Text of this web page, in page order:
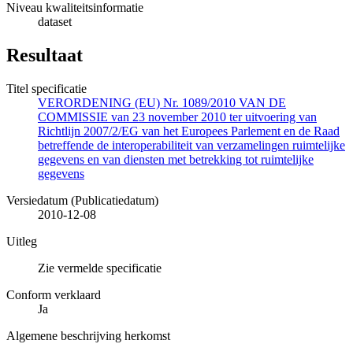
Niveau kwaliteitsinformatie
dataset
Resultaat
Titel specificatie
VERORDENING (EU) Nr. 1089/2010 VAN DE
COMMISSIE van 23 november 2010 ter uitvoering van
Richtlijn 2007/2/EG van het Europees Parlement en de Raad
betreffende de interoperabiliteit van verzamelingen ruimtelijke
gegevens en van diensten met betrekking tot ruimtelijke
gegevens
Versiedatum (Publicatiedatum)
2010-12-08
Uitleg
Zie vermelde specificatie
Conform verklaard
Ja
Algemene beschrijving herkomst